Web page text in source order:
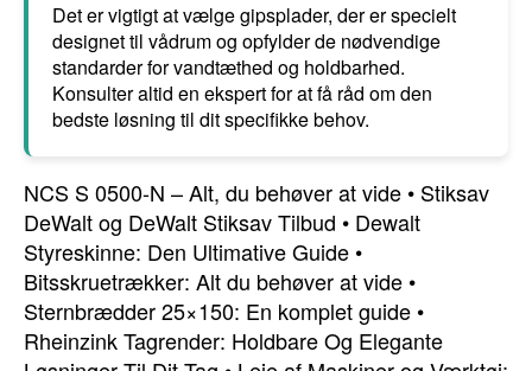
Det er vigtigt at vælge gipsplader, der er specielt
designet til vådrum og opfylder de nødvendige
standarder for vandtæthed og holdbarhed.
Konsulter altid en ekspert for at få råd om den
bedste løsning til dit specifikke behov.
NCS S 0500-N – Alt, du behøver at vide • Stiksav
DeWalt og DeWalt Stiksav Tilbud • Dewalt
Styreskinne: Den Ultimative Guide •
Bitsskruetrækker: Alt du behøver at vide •
Sternbrædder 25×150: En komplet guide •
Rheinzink Tagrender: Holdbare Og Elegante